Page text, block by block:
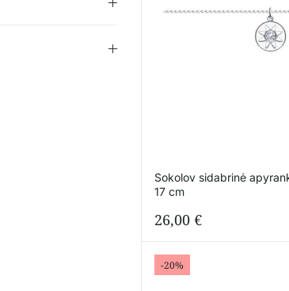
Sokolov sidabrinė
17 cm
26,00 €
-20%